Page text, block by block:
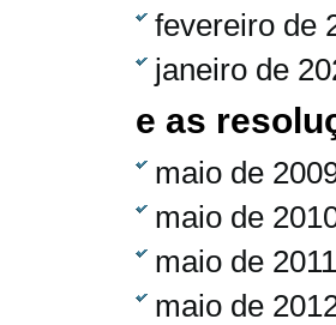
fevereiro de
janeiro de
e as
maio de
maio de
maio de 2011
maio de